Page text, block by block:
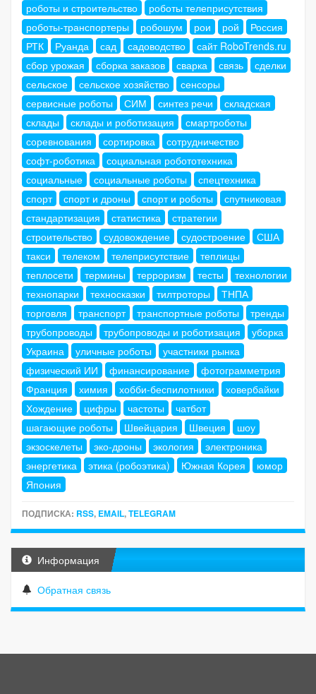
роботы и строительство
роботы телеприсутствия
роботы-транспортеры
робошум рои рой
Россия
РТК
Руанда сад садоводство
сайт RoboTrends.ru
сбор урожая
сборка заказов сварка связь
сделки
сельское
сельское хозяйство
сенсоры
сервисные роботы
СИМ синтез речи
складская
склады
склады и роботизация
смартроботы
соревнования
сортировка
сотрудничество
софт-роботика
социальная робототехника
социальные
социальные роботы
спецтехника
спорт
спорт и дроны спорт и роботы
спутниковая
стандартизация
статистика
стратегии
строительство
судовождение судостроение
США
такси
телеком телеприсутствие
теплицы
теплосети
термины терроризм тесты
технологии
технопарки
техносказки тилтроторы
ТНПА
торговля
транспорт транспортные роботы
тренды
трубопроводы
трубопроводы и роботизация
уборка
Украина
уличные роботы
участники рынка
физический ИИ
финансирование
фотограмметрия
Франция
химия хобби-беспилотники
ховербайки
Хождение
цифры частоты
чатбот
шагающие роботы
Швейцария Швеция
шоу
экзоскелеты
эко-дроны экология
электроника
энергетика
этика (робоэтика) Южная Корея
юмор
Япония
ПОДПИСКА: RSS, EMAIL,TELEGRAM
Информация
Обратная связь